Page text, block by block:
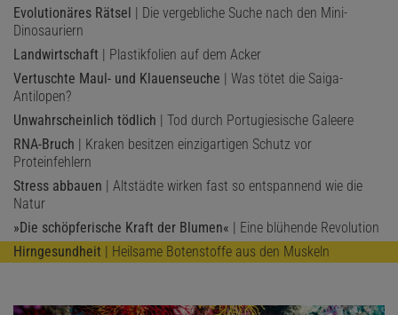
Evolutionäres Rätsel | Die vergebliche Suche nach den Mini-
Dinosauriern
Landwirtschaft | Plastikfolien auf dem Acker
Vertuschte Maul- und Klauenseuche | Was tötet die Saiga-
Antilopen?
Unwahrscheinlich tödlich | Tod durch Portugiesische Galeere
RNA-Bruch | Kraken besitzen einzigartigen Schutz vor
Proteinfehlern
Stress abbauen | Altstädte wirken fast so entspannend wie die
Natur
»Die schöpferische Kraft der Blumen« | Eine blühende Revolution
Hirngesundheit | Heilsame Botenstoffe aus den Muskeln